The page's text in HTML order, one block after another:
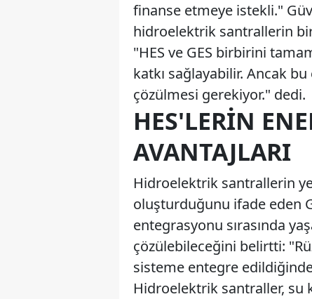
finanse etmeye istekli."
hidroelektrik santrallerin bir
"HES ve GES birbirini
katkı sağlayabilir. Ancak
çözülmesi gerekiyor." dedi.
HES'LERIN
AVANTAJLARI
Hidroelektrik santrallerin
oluşturduğunu ifade eden
entegrasyonu sırasında
çözülebileceğini belirtti:
sisteme entegre
Hidroelektrik santraller, su